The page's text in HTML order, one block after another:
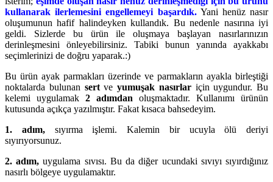
kullanarak ilerlemesini engellemeyi başardık.Yani henüz nasır
oluşumunun hafif halindeyken kullandık. Bu nedenle nasırına iyi
geldi. Sizlerde bu ürün ile oluşmaya başlayan nasırlarınızın
derinleşmesini önleyebilirsiniz. Tabiki bunun yanında ayakkabı
seçimlerinizi de doğru yaparak.:)
Bu ürün ayak parmakları üzerinde ve parmakların ayakla birleştiği
noktalarda bulunan sertve yumuşak nasırlariçin uygundur. Bu
kelemi uygulamak 2 adımdan oluşmaktadır. Kullanımı ürünün
kutusunda açıkça yazılmıştır. Fakat kısaca bahsedeyim.
1. adım, sıyırma işlemi. Kalemin bir ucuyla ölü deriyi
sıyırıyorsunuz.
2. adım, uygulama sıvısı. Bu da diğer ucundaki sıvıyı sıyırdığınız
nasırlı bölgeye uygulamaktır.